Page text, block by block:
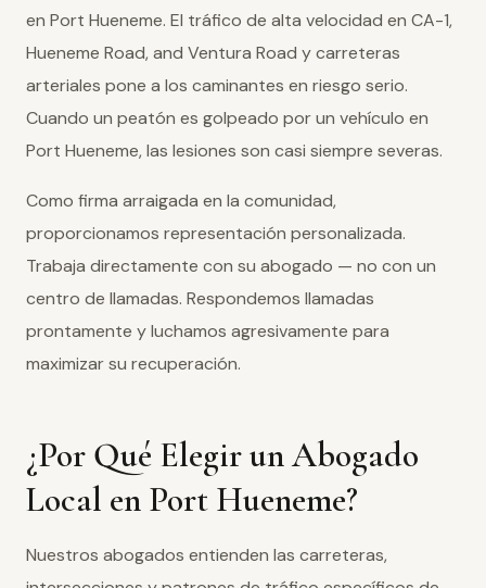
en Port Hueneme. El tráfico de alta velocidad en CA-1,
Hueneme Road, and Ventura Road y carreteras
arteriales pone a los caminantes en riesgo serio.
Cuando un peatón es golpeado por un vehículo en
Port Hueneme, las lesiones son casi siempre severas.
Como firma arraigada en la comunidad,
proporcionamos representación personalizada.
Trabaja directamente con su abogado — no con un
centro de llamadas. Respondemos llamadas
prontamente y luchamos agresivamente para
maximizar su recuperación.
¿Por Qué Elegir un Abogado
Local en Port Hueneme?
Nuestros abogados entienden las carreteras,